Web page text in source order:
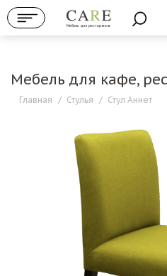
Мебель для ресторанов
Мебель для кафе,
Главная / Стулья / Стул Аннет